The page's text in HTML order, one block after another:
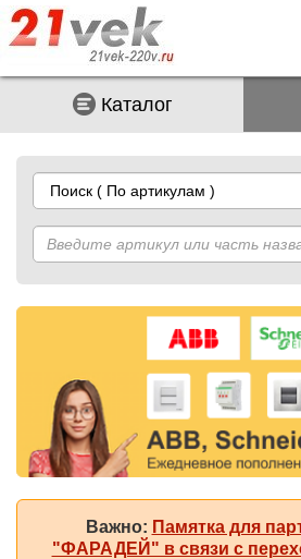
Каталог
Поиск ( По артикулам )
Важно: Памятка для
"ФАРАДЕЙ" в связи с